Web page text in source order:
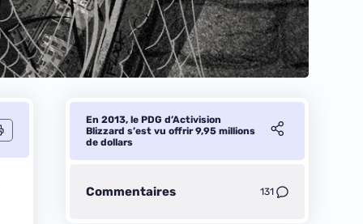
En 2013, le PDG d’Activision
Blizzard s’est vu offrir 9,95 millions
de dollars
Commentaires 131